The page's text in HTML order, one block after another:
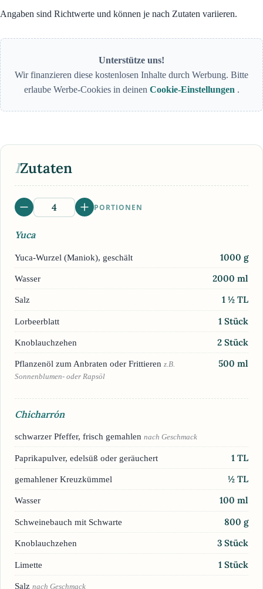
Angaben sind Richtwerte und können je nach Zutaten variieren.
Unterstütze uns!
Wir finanzieren diese kostenlosen Inhalte durch Werbung. Bitte
erlaube Werbe-Cookies in deinen Cookie-Einstellungen .
IZutaten
PORTIONEN
Yuca
Yuca-Wurzel (Maniok), geschält 1000 g
Wasser 2000 ml
Salz 1 ½ TL
Lorbeerblatt 1 Stück
Knoblauchzehen 2 Stück
Pflanzenöl zum Anbraten oder Frittieren z.B.
Sonnenblumen- oder Rapsöl
500 ml
Chicharrón
schwarzer Pfeffer, frisch gemahlen nach Geschmack
Paprikapulver, edelsüß oder geräuchert 1 TL
gemahlener Kreuzkümmel ½ TL
Wasser 100 ml
Schweinebauch mit Schwarte 800 g
Knoblauchzehen 3 Stück
Limette 1 Stück
Salz nach Geschmack